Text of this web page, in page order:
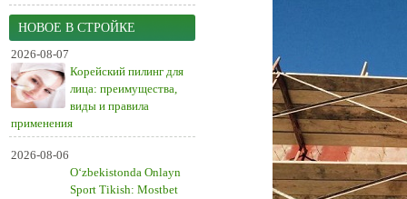
НОВОЕ В СТРОЙКЕ
2026-08-07
Корейский пилинг для
лица: преимущества,
виды и правила
применения
2026-08-06
O‘zbekistonda Onlayn
Sport Tikish: Mostbet